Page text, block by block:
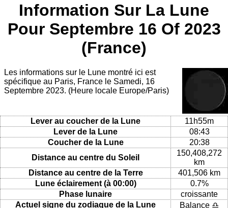
Information Sur La Lune
Pour Septembre 16 Of 2023
(France)
Les informations sur le Lune montré ici est
spécifique au Paris, France le Samedi, 16
Septembre 2023. (Heure locale Europe/Paris)
Lever au coucher de la Lune
11h55m
Lever de la Lune
08:43
Coucher de la Lune
20:38
Distance au centre du Soleil
150,408,272
km
Distance au centre de la Terre
401,506 km
Lune éclairement (à 00:00)
0.7%
Phase lunaire
croissante
Actuel signe du zodiaque de la Lune
Balance ♎